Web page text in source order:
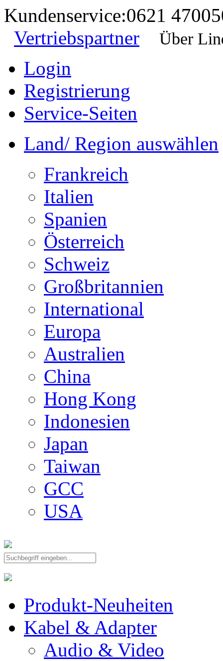
Kundenservice:0621
Vertriebspartner
Über
Login
Registrierung
Service-Seiten
Land/ Region auswählen
Frankreich
Italien
Spanien
Österreich
Schweiz
Großbritannien
International
Europa
Australien
China
Hong Kong
Indonesien
Japan
Taiwan
GCC
USA
Produkt-Neuheiten
Kabel & Adapter
Audio & Video